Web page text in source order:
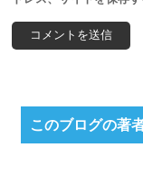
このブログの著